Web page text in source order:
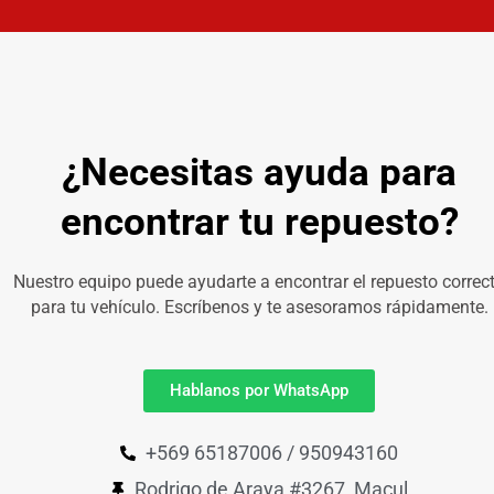
¿Necesitas ayuda para
encontrar tu repuesto?
Nuestro equipo puede ayudarte a encontrar el repuesto
para tu vehículo. Escríbenos y te asesoramos rápidamente.
Hablanos por WhatsApp
+569 65187006 / 950943160
Rodrigo de Araya #3267, Macul